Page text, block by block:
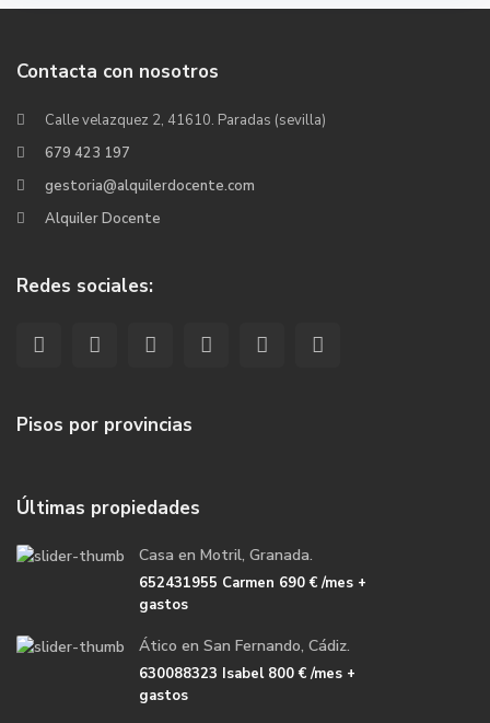
Contacta con nosotros
Calle velazquez 2, 41610. Paradas (sevilla)
679 423 197
gestoria@alquilerdocente.com
Alquiler Docente
Redes sociales:
Pisos por provincias
Últimas propiedades
Casa en Motril, Granada.
652431955 Carmen 690 €/mes +
gastos
Ático en San Fernando, Cádiz.
630088323 Isabel800 €/mes +
gastos